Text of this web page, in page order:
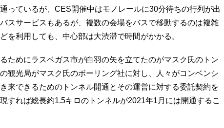
っているが、CES開催中はモノレールに30分待ちの行列が出
スサービスもあるが、複数の会場をバスで移動するのは複雑
を利用しても、中心部は大渋滞で時間がかかる。
ためにラスベガス市が白羽の矢を立てたのがマスク氏のトン
観光局がマスク氏のボーリング社に対し、人々がコンベンシ
来できるためのトンネル開通とその運営に対する委託契約を
すれば総長約1.5キロのトンネルが2021年1月には開通するこ